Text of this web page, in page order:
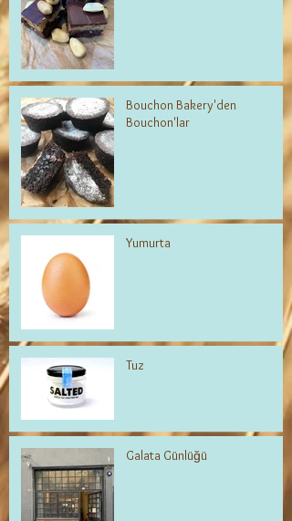
Bouchon Bakery'den
Bouchon'lar
Yumurta
Tuz
Galata Günlüğü